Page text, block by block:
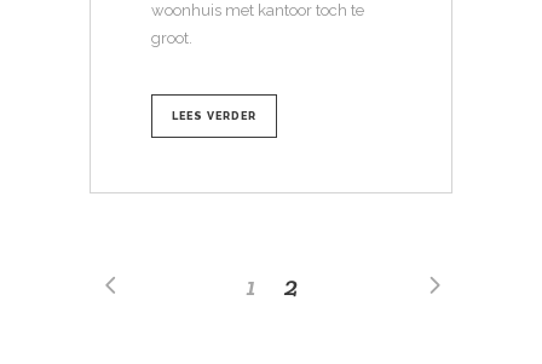
woonhuis met kantoor toch te
groot.
LEES VERDER
1 2